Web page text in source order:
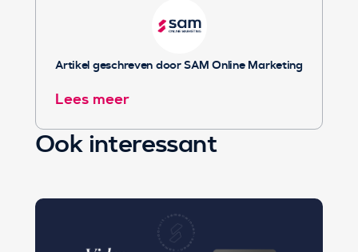
Artikel geschreven door SAM Online Marketing
Lees meer
Ook interessant